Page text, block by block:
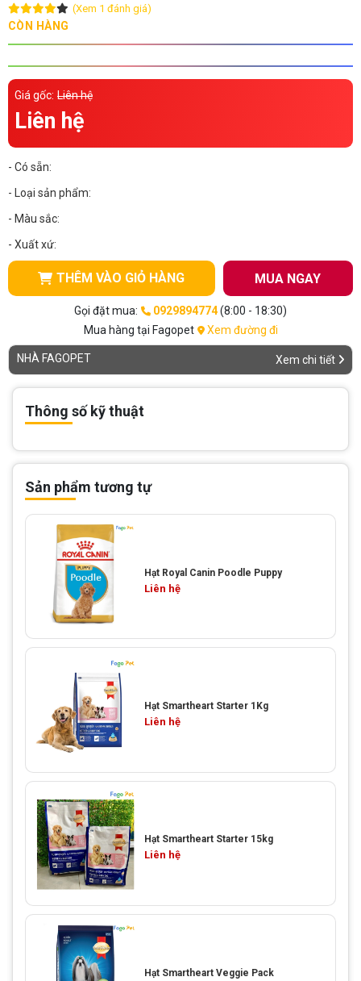
TIN TỨC
Thông tin về khách sạn,
CHÍNH SÁCH
Chính sách bảo hành
TỔNG ĐÀI TƯ VẤN
0929894774
(Xem 1 đánh giá)
CÒN HÀNG
Giá gốc: Liên hệ
Liên hệ
- Có sẵn:
- Loại sản phẩm:
- Màu sắc:
- Xuất xứ:
THÊM VÀO GIỎ HÀNG MUA NGAY
Gọi đặt mua: 0929894774(8:00 - 18:30)
Mua hàng tại Fagopet
Xem đường đi
NHÀ FAGOPET Xem chi tiết
Thông số kỹ thuật
Sản phẩm tương tự
Hạt Royal Canin Poodle Puppy
Liên hệ
Hạt Smartheart Starter 1Kg
Liên hệ
Hạt Smartheart Starter 15kg
Liên hệ
Hạt Smartheart Veggie Pack